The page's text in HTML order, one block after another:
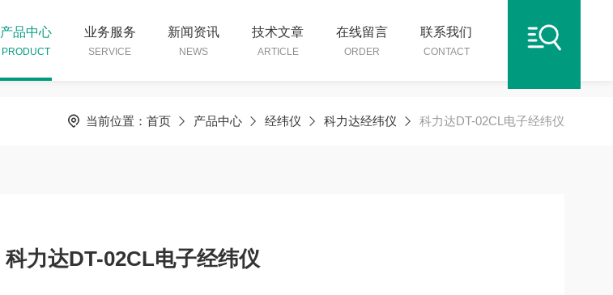
产品中心
PRODUCT
业务服务
SERVICE
新闻资讯
NEWS
技术文章
ARTICLE
在线留言
ORDER
联系我们
CONTACT
当前位置： 首页 产品中心 经纬仪 科力达经纬仪 科力达DT-02CL电子经纬仪
科力达DT-02CL电子经纬仪